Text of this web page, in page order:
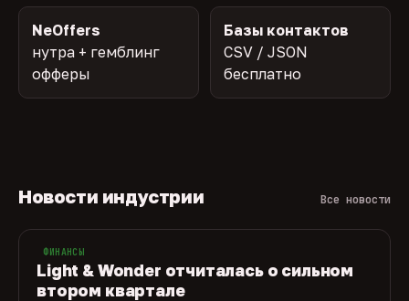
NeOffers
нутра + гемблинг
офферы
Базы контактов
CSV / JSON
бесплатно
Новости индустрии Все новости
ФИНАНСЫ
Light & Wonder отчиталась о сильном
втором квартале